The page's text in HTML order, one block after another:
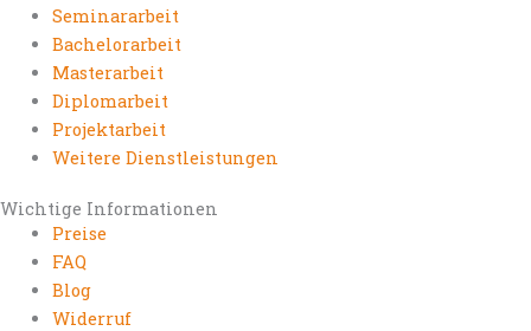
Seminararbeit
Bachelorarbeit
Masterarbeit
Diplomarbeit
Projektarbeit
Weitere Dienstleistungen
Wichtige Informationen
Preise
FAQ
Blog
Widerruf